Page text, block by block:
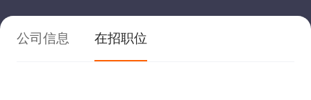
公司信息 在招职位